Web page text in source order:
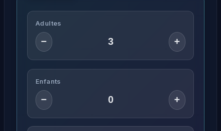
Adultes
− +
Enfants
− +